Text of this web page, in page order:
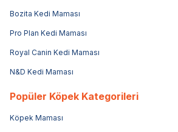
Bozita Kedi Maması
Pro Plan Kedi Maması
Royal Canin Kedi Maması
N&D Kedi Maması
Popüler Köpek Kategorileri
Köpek Maması